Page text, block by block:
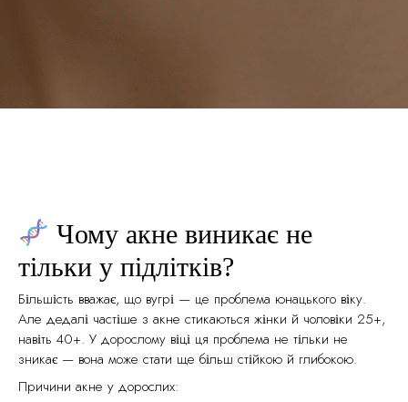
Чому акне виникає не
тільки у підлітків?
Більшість вважає, що вугрі — це проблема юнацького віку.
Але дедалі частіше з акне стикаються жінки й чоловіки 25+,
навіть 40+. У дорослому віці ця проблема не тільки не
зникає — вона може стати ще більш стійкою й глибокою.
Причини акне у дорослих: